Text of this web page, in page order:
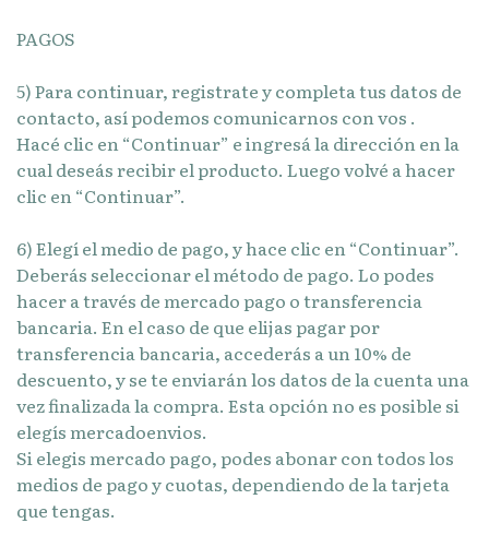
PAGOS
5) Para continuar, registrate y completa tus datos de
contacto, así podemos comunicarnos con vos .
Hacé clic en “Continuar” e ingresá la dirección en la
cual deseás recibir el producto. Luego volvé a hacer
clic en “Continuar”.
6) Elegí el medio de pago, y hace clic en “Continuar”.
Deberás seleccionar el método de pago. Lo podes
hacer a través de mercado pago o transferencia
bancaria. En el caso de que elijas pagar por
transferencia bancaria, accederás a un 10% de
descuento, y se te enviarán los datos de la cuenta una
vez finalizada la compra. Esta opción no es posible si
elegís mercadoenvios.
Si elegis mercado pago, podes abonar con todos los
medios de pago y cuotas, dependiendo de la tarjeta
que tengas.